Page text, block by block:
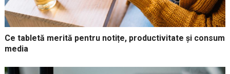
Ce tabletă merită pentru notițe, productivitate și consum
media